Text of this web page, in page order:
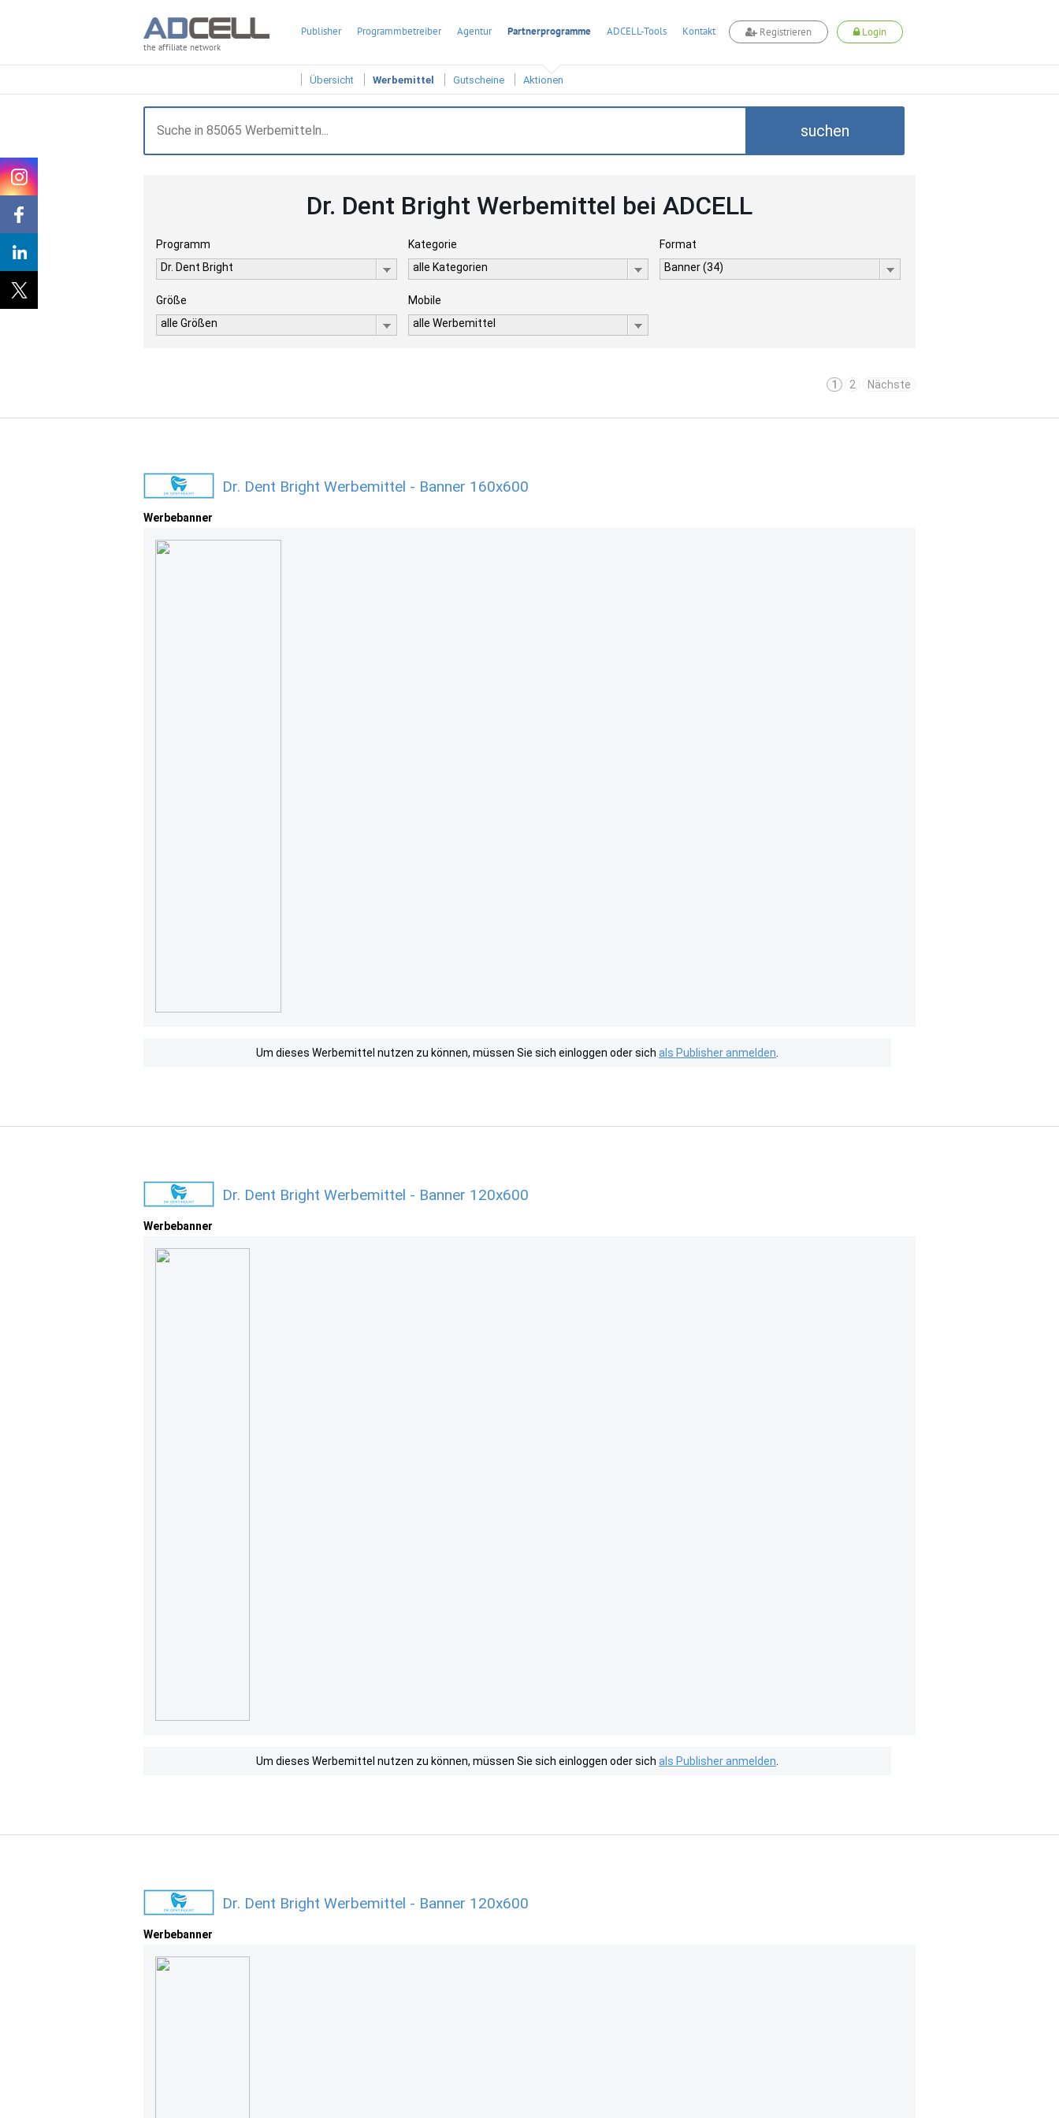
the affiliate network
Publisher Programmbetreiber Agentur Partnerprogramme ADCELL-Tools Kontakt Registrieren Login
Übersicht Werbemittel Gutscheine Aktionen
suchen
Dr. Dent Bright Werbemittel bei ADCELL
Programm
Dr. Dent Bright
Kategorie
alle Kategorien
Format
Banner (34)
Größe
alle Größen
Mobile
alle Werbemittel
1 2 Nächste
Dr. Dent Bright Werbemittel - Banner 160x600
Werbebanner
Um dieses Werbemittel nutzen zu können, müssen Sie sich einloggen oder sich als Publisher anmelden
Dr. Dent Bright Werbemittel - Banner 120x600
Werbebanner
Um dieses Werbemittel nutzen zu können, müssen Sie sich einloggen oder sich als Publisher anmelden
Dr. Dent Bright Werbemittel - Banner 120x600
Werbebanner